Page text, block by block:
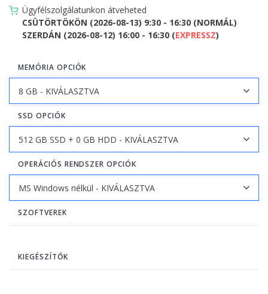
Ügyfélszolgálatunkon átveheted
CSÜTÖRTÖKÖN (2026-08-13) 9:30 - 16:30 (NORMÁL)
SZERDÁN (2026-08-12) 16:00 - 16:30 (EXPRESSZ)
MEMÓRIA OPCIÓK
SSD OPCIÓK
OPERÁCIÓS RENDSZER OPCIÓK
SZOFTVEREK
KIEGÉSZÍTŐK